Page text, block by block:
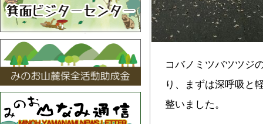
コバノミツバツツジ
り、
まずは深呼吸と
整いました。